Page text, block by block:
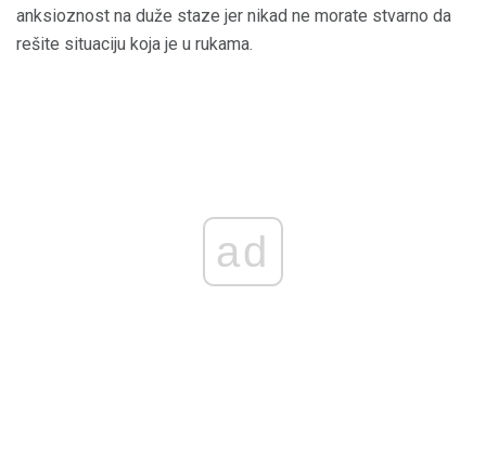
anksioznost na duže staze jer nikad ne morate stvarno da
rešite situaciju koja je u rukama.
ad